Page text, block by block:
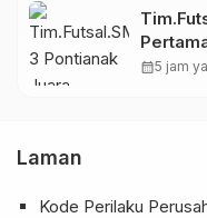
Raya
calendar_month5 jam
Laman
Kode Perilaku